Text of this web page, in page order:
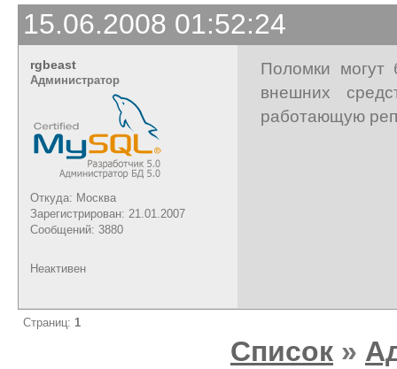
15.06.2008 01:52:24
rgbeast
Администратор
Откуда: Москва
Зарегистрирован: 21.01.2007
Сообщений: 3880
Поломки
внешних
работающую
Неактивен
Страниц: 1
Список »